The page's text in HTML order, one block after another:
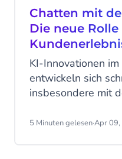
Chatten mit
Die neue
KI-Innovationen
entwickeln sich
insbesondere mit
Wir haben mit
5 Minuten gelesen·Apr